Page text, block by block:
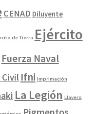
CENAD Diluyente
de Tierra Ejército
Fuerza Naval
Civil Ifni Imprimación
La Legión Llavero